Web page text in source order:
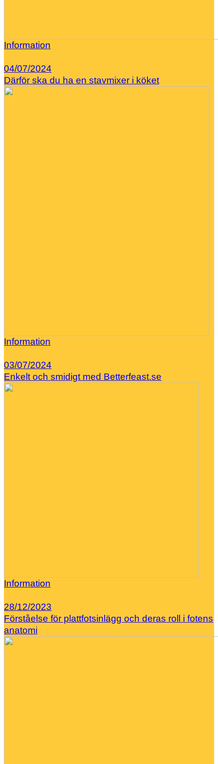
Information
04/07/2024
Därför ska du ha en stavmixer i köket
Information
03/07/2024
Enkelt och smidigt med Betterfeast.se
Information
28/12/2023
Förståelse för plattfotsinlägg och deras roll i fotens
anatomi